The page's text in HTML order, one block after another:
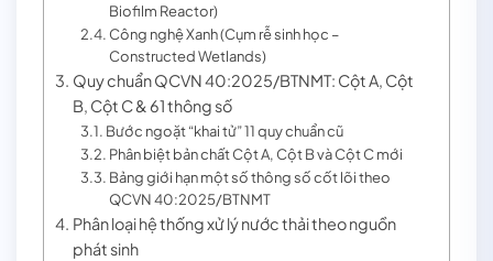
Biofilm Reactor)
Công nghệ Xanh (Cụm rễ sinh học –
Constructed Wetlands)
Quy chuẩn QCVN 40:2025/BTNMT: Cột A, Cột
B, Cột C & 61 thông số
Bước ngoặt “khai tử” 11 quy chuẩn cũ
Phân biệt bản chất Cột A, Cột B và Cột C mới
Bảng giới hạn một số thông số cốt lõi theo
QCVN 40:2025/BTNMT
Phân loại hệ thống xử lý nước thải theo nguồn
phát sinh